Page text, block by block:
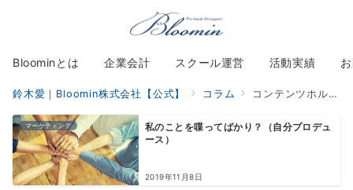
Bloominとは 企業会計 スクール運営 活動実績
鈴木愛｜Bloomin株式会社【公式】 コラム コンテンツホルダー
マーケティング
私のことを喋ってばかり？（自分プロデュ
ース）
2019年11月8日